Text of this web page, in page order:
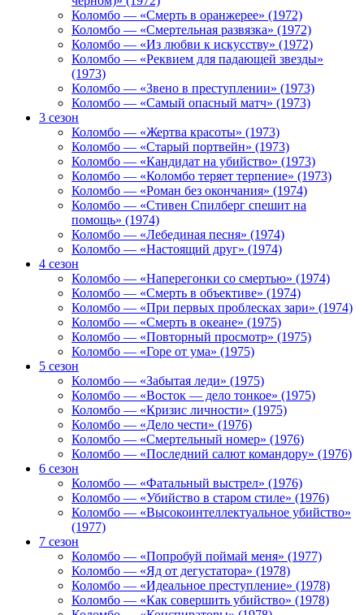
Коломбо — «Смерть в оранжерее» (1972)
Коломбо — «Смертельная развязка» (1972)
Коломбо — «Из любви к искусству» (1972)
Коломбо — «Реквием для падающей звезды»
(1973)
Коломбо — «Звено в преступлении» (1973)
Коломбо — «Самый опасный матч» (1973)
3 сезон
Коломбо — «Жертва красоты» (1973)
Коломбо — «Старый портвейн» (1973)
Коломбо — «Кандидат на убийство» (1973)
Коломбо — «Коломбо теряет терпение» (1973)
Коломбо — «Роман без окончания» (1974)
Коломбо — «Стивен Спилберг спешит на
помощь» (1974)
Коломбо — «Лебединая песня» (1974)
Коломбо — «Настоящий друг» (1974)
4 сезон
Коломбо — «Наперегонки со смертью» (1974)
Коломбо — «Смерть в объективе» (1974)
Коломбо — «При первых проблесках зари» (1974)
Коломбо — «Смерть в океане» (1975)
Коломбо — «Повторный просмотр» (1975)
Коломбо — «Горе от ума» (1975)
5 сезон
Коломбо — «Забытая леди» (1975)
Коломбо — «Восток — дело тонкое» (1975)
Коломбо — «Кризис личности» (1975)
Коломбо — «Дело чести» (1976)
Коломбо — «Смертельный номер» (1976)
Коломбо — «Последний салют командору» (1976)
6 сезон
Коломбо — «Фатальный выстрел» (1976)
Коломбо — «Убийство в старом стиле» (1976)
Коломбо — «Высокоинтеллектуальное убийство»
(1977)
7 сезон
Коломбо — «Попробуй поймай меня» (1977)
Коломбо — «Яд от дегустатора» (1978)
Коломбо — «Идеальное преступление» (1978)
Коломбо — «Как совершить убийство» (1978)